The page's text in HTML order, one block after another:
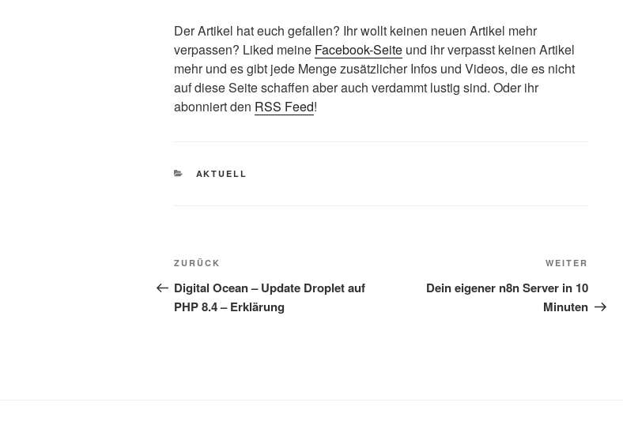
Der Artikel hat euch gefallen? Ihr wollt keinen neuen Artikel mehr
verpassen? Liked meine Facebook-Seite und ihr verpasst keinen Artikel
mehr und es gibt jede Menge zusätzlicher Infos und Videos, die es nicht
auf diese Seite schaffen aber auch verdammt lustig sind. Oder ihr
abonniert den RSS Feed!
KATEGORIEN
AKTUELL
Beitragsnavigation
Vorheriger
Beitrag
ZURÜCK
Digital Ocean – Update Droplet auf
PHP 8.4 – Erklärung
Beitrag
WEITER
Dein eigener n8n Server in 10
Minuten